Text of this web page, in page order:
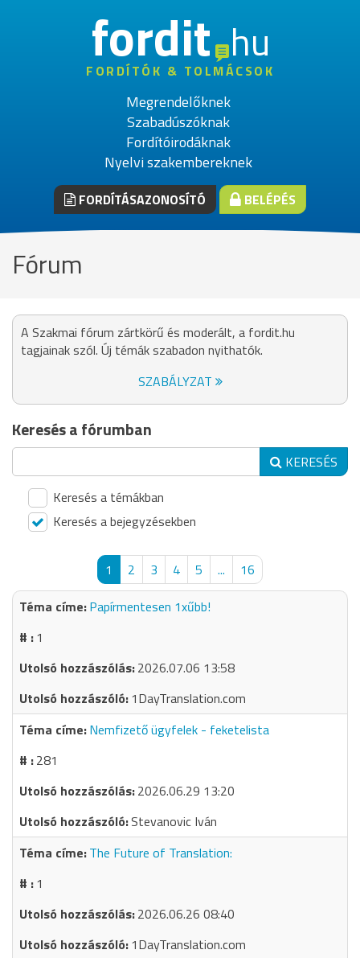
fordithu
FORDÍTÓK & TOLMÁCSOK
Megrendelőknek
Szabadúszóknak
Fordítóirodáknak
Nyelvi szakembereknek
FORDÍTÁSAZONOSÍTÓ BELÉPÉS
Fórum
A Szakmai fórum zártkörű és moderált, a fordit.hu
tagjainak szól. Új témák szabadon nyithatók.
SZABÁLYZAT
Keresés a fórumban
KERESÉS
Keresés a témákban
Keresés a bejegyzésekben
1 2 3 4 5 ...
16
Papírmentesen 1xűbb!
1
2026.07.06 13:58
1DayTranslation.com
Nemfizető ügyfelek - feketelista
281
2026.06.29 13:20
Stevanovic Iván
The Future of Translation:
1
2026.06.26 08:40
1DayTranslation.com